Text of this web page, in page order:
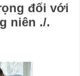
đối với
niên ./.